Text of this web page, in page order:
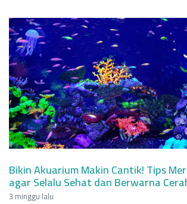
Bikin Akuarium Makin Cantik! Tips
agar Selalu Sehat dan Berwarna
3 minggu lalu